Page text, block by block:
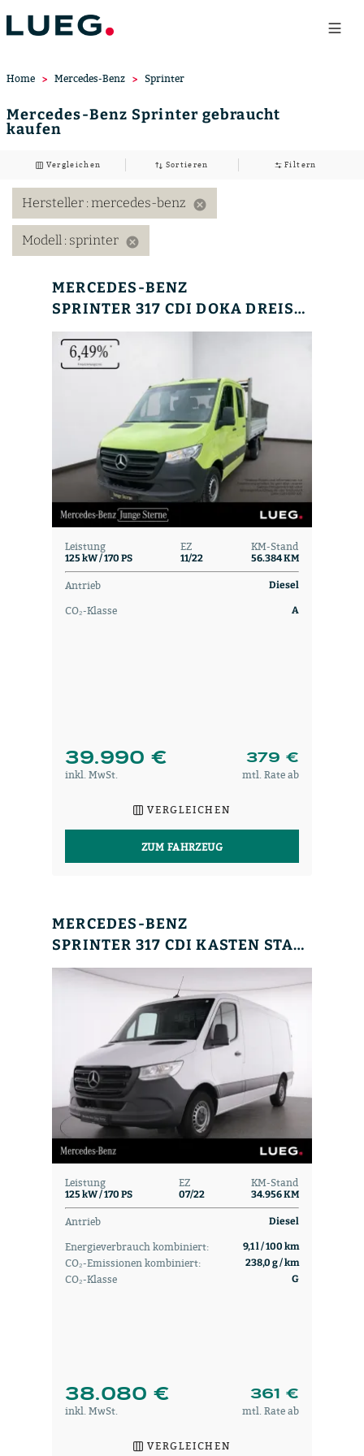
Home Mercedes-Benz Sprinter
Mercedes-Benz Sprinter gebraucht
kaufen
Vergleichen Sortieren Filtern
Hersteller : mercedes-benz cancel
Modell : sprinter cancel
MERCEDES-BENZ
SPRINTER 317 CDI DOKA DREISEITENKIPPER+AHK+STHZG
Leistung
125 kW / 170 PS
EZ
11/22
KM-Stand
56.384 KM
Antrieb Diesel
CO₂-Klasse A
39.990 € 379 €
inkl. MwSt. mtl. Rate ab
VERGLEICHEN
ZUM FAHRZEUG
MERCEDES-BENZ
SPRINTER 317 CDI KASTEN STANDARD +AHK 3,5T+MBUX
Leistung
125 kW / 170 PS
EZ
07/22
KM-Stand
34.956 KM
Antrieb Diesel
Energieverbrauch kombiniert: 9,1 l / 100 km
CO₂-Emissionen kombiniert: 238,0 g / km
CO₂-Klasse G
38.080 € 361 €
inkl. MwSt. mtl. Rate ab
VERGLEICHEN